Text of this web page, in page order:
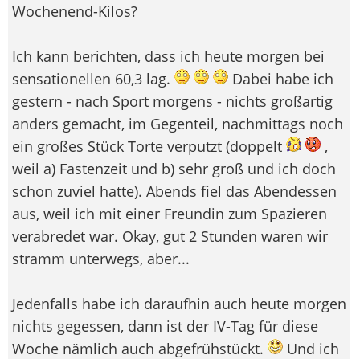
Wochenend-Kilos?
Ich kann berichten, dass ich heute morgen bei
sensationellen 60,3 lag.
Dabei habe ich
gestern - nach Sport morgens - nichts großartig
anders gemacht, im Gegenteil, nachmittags noch
ein großes Stück Torte verputzt (doppelt
,
weil a) Fastenzeit und b) sehr groß und ich doch
schon zuviel hatte). Abends fiel das Abendessen
aus, weil ich mit einer Freundin zum Spazieren
verabredet war. Okay, gut 2 Stunden waren wir
stramm unterwegs, aber...
Jedenfalls habe ich daraufhin auch heute morgen
nichts gegessen, dann ist der IV-Tag für diese
Woche nämlich auch abgefrühstückt.
Und ich